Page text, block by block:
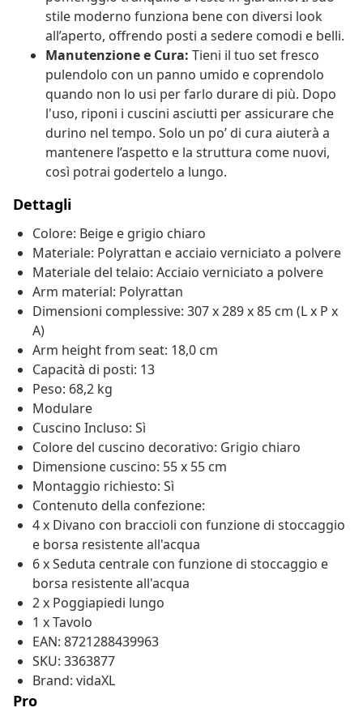
stile moderno funziona bene con diversi look
all’aperto, offrendo posti a sedere comodi e belli.
Manutenzione e Cura: Tieni il tuo set fresco
pulendolo con un panno umido e coprendolo
quando non lo usi per farlo durare di più. Dopo
l'uso, riponi i cuscini asciutti per assicurare che
durino nel tempo. Solo un po’ di cura aiuterà a
mantenere l’aspetto e la struttura come nuovi,
così potrai godertelo a lungo.
Dettagli
Colore: Beige e grigio chiaro
Materiale: Polyrattan e acciaio verniciato a polvere
Materiale del telaio: Acciaio verniciato a polvere
Arm material: Polyrattan
Dimensioni complessive: 307 x 289 x 85 cm (L x P x
A)
Arm height from seat: 18,0 cm
Capacità di posti: 13
Peso: 68,2 kg
Modulare
Cuscino Incluso: Sì
Colore del cuscino decorativo: Grigio chiaro
Dimensione cuscino: 55 x 55 cm
Montaggio richiesto: Sì
Contenuto della confezione:
4 x Divano con braccioli con funzione di stoccaggio
e borsa resistente all'acqua
6 x Seduta centrale con funzione di stoccaggio e
borsa resistente all'acqua
2 x Poggiapiedi lungo
1 x Tavolo
EAN: 8721288439963
SKU: 3363877
Brand: vidaXL
Pro